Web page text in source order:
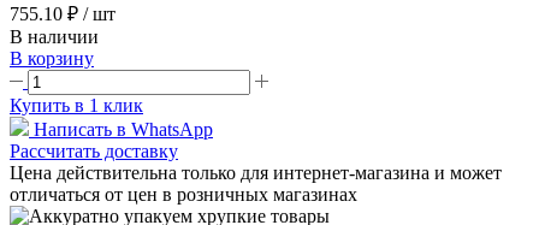
755.10 ₽ / шт
В наличии
В корзину
Купить в 1 клик
Написать в WhatsApp
Рассчитать доставку
Цена действительна только для интернет-магазина и может
отличаться от цен в розничных магазинах